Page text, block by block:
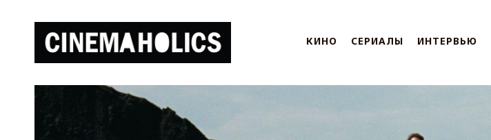
КИНО СЕРИАЛЫ ИНТЕРВЬЮ